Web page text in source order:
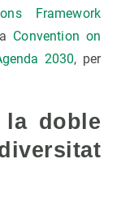
Framework
Convention on
2030, per
doble